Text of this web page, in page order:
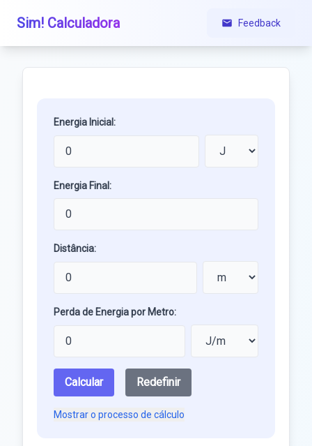
Sim! Calculadora Feedback
Energia Inicial:
Energia Final:
Distância:
Perda de Energia por Metro:
Calcular Redefinir
Mostrar o processo de cálculo